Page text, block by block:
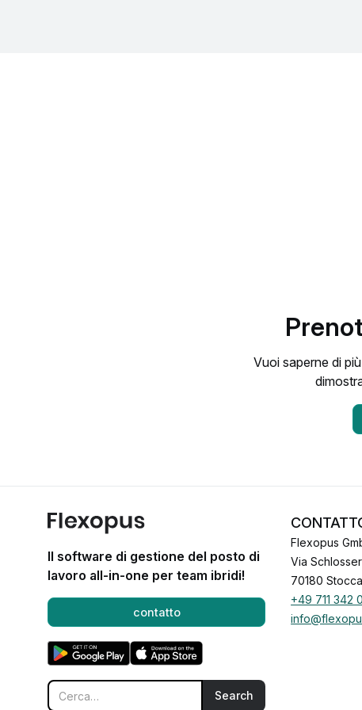
Vuoi saperne di
Il software di gestione del posto di
lavoro all-in-one per team ibridi!
contatto
Flexopus
Via Schlosser
70180
+49 711 342